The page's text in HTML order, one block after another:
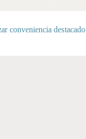
conveniencia destacado